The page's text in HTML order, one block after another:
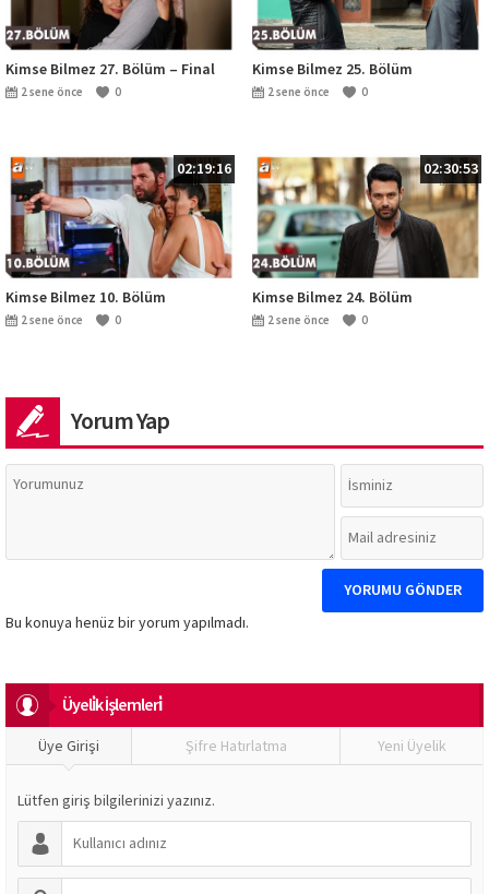
Kimse Bilmez 27. Bölüm – Final
2 sene önce 0
Kimse Bilmez 25. Bölüm
2 sene önce 0
02:19:16
Kimse Bilmez 10. Bölüm
2 sene önce 0
02:30:53
Kimse Bilmez 24. Bölüm
2 sene önce 0
Yorum Yap
Bu konuya henüz bir yorum yapılmadı.
Üyeli̇k İşlemleri̇
Üye Girişi Şifre Hatırlatma Yeni Üyelik
Lütfen giriş bilgilerinizi yazınız.